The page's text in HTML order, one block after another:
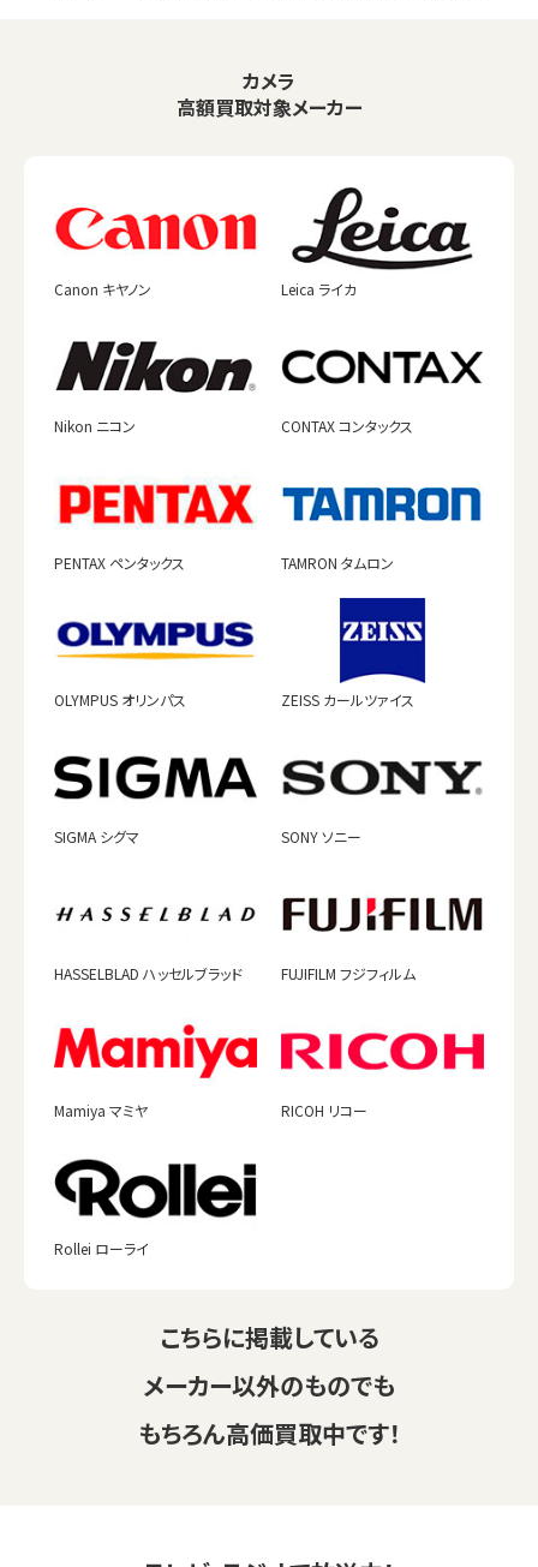
カメラ
高額買取対象メーカー
Canon キヤノン Leica ライカ
Nikon ニコン CONTAX コンタックス
PENTAX ペンタックス TAMRON タムロン
OLYMPUS オリンパス ZEISS カールツァイス
SIGMA シグマ SONY ソニー
HASSELBLAD ハッセルブラッド FUJIFILM フジフィルム
Mamiya マミヤ RICOH リコー
Rollei ローライ
こちらに掲載している
メーカー以外のものでも
もちろん高価買取中です！